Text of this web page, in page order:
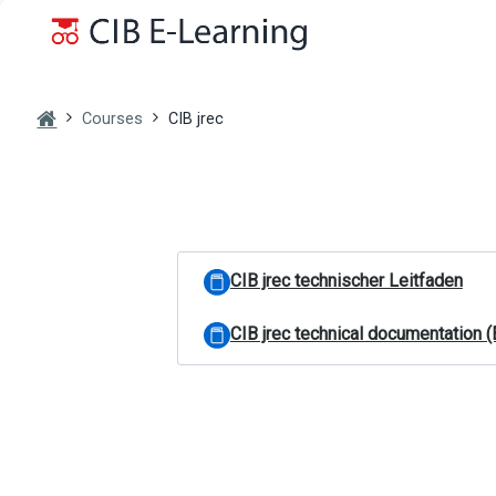
Courses CIB jrec
Topic outline
General
CIB jrec technischer LeitfadenBook
CIB jrec technical documentation